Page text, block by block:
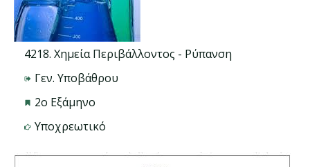
4218. Χημεία Περιβάλλοντος - Ρύπανση
Γεν. Υποβάθρου
2ο Εξάμηνο
Υποχρεωτικό